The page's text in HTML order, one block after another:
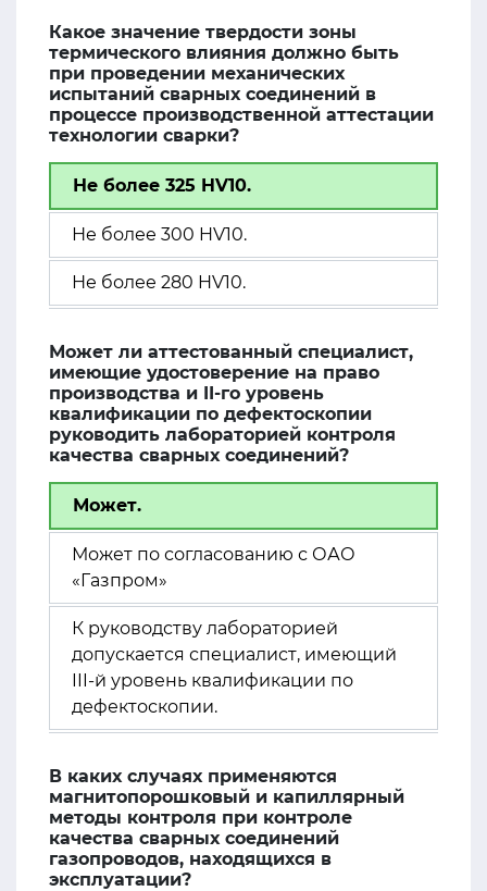
Какое значение твердости зоны
термического влияния должно быть
при проведении механических
испытаний сварных соединений в
процессе производственной аттестации
технологии сварки?
Не более 325 HV10.
Не более 300 HV10.
Не более 280 HV10.
Может ли аттестованный специалист,
имеющие удостоверение на право
производства и II-го уровень
квалификации по дефектоскопии
руководить лабораторией контроля
качества сварных соединений?
Может.
Может по согласованию с ОАО
«Газпром»
К руководству лабораторией
допускается специалист, имеющий
III-й уровень квалификации по
дефектоскопии.
В каких случаях применяются
магнитопорошковый и капиллярный
методы контроля при контроле
качества сварных соединений
газопроводов, находящихся в
эксплуатации?